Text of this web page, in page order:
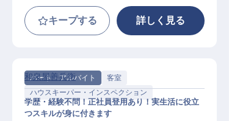
キープする 詳しく見る
パート・アルバイト
客室
ハウスキーパー・インスペクション
和泉屋善兵衛
学歴・経験不問！正社員登用あり！実生活に役立
つスキルが身に付きます